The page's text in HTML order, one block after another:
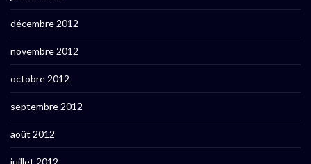
décembre 2012
novembre 2012
octobre 2012
septembre 2012
août 2012
juillet 2012